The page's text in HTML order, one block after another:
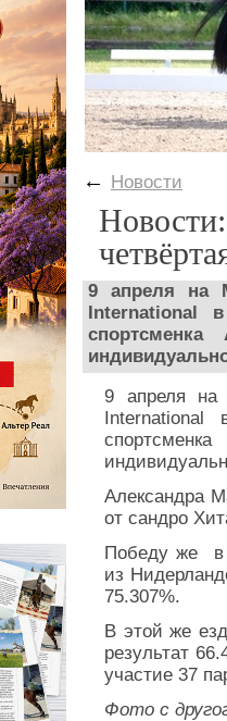
← Новости
9 апреля на
International
9 апреля на
International
Александра
от сандро
Победу же в
из
75.307%.
В этой же
результат
участие 37
Фото с